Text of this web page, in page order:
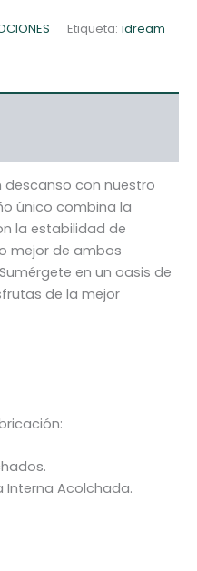
Etiqueta: idream
descanso con nuestro
único combina la
la estabilidad de
mejor de ambos
en un oasis de
de la mejor
Interna Acolchada.